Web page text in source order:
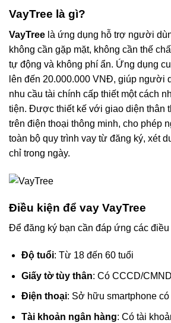
VayTree là gì?
VayTree là ứng dụng hỗ trợ người
không cần gặp mặt, không cần thế
tự động và không phí ẩn. Ứng dụng
lên đến 20.000.000 VNĐ, giúp người
nhu cầu tài chính cấp thiết một cách
tiện. Được thiết kế với giao diện thân
trên điện thoại thông minh, cho phép
toàn bộ quy trình vay từ đăng ký, xét
chỉ trong ngày.
Điều kiện để vay VayTree
Để đăng ký bạn cần đáp ứng các
Độ tuổi: Từ 18 đến 60 tuổi
Giấy tờ tùy thân: Có CCCD/
Điện thoại: Sở hữu smartphone
Tài khoản ngân hàng: Có tài